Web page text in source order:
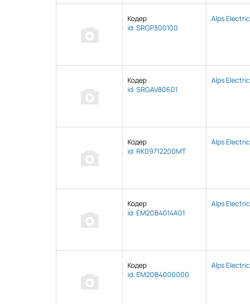
Кодер
id: SRGP300100
Alps Electric
Кодер
id: SRGAV80601
Alps Electric
Кодер
id: RK09712200MT
Alps Electric
Кодер
id: EM20B4014A01
Alps Electric
Кодер
id: EM20B4000000
Alps Electric